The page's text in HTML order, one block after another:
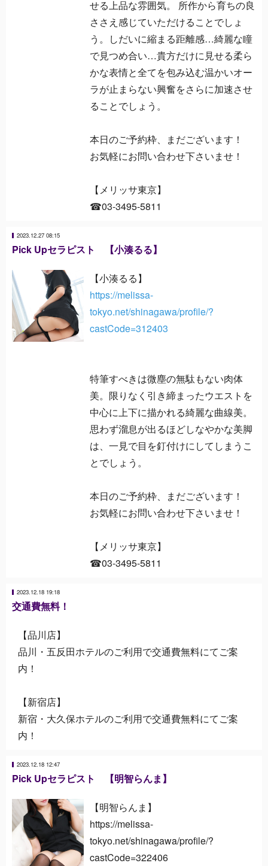
せる上品な雰囲気。 所作から育ちの良
ささえ感じていただけることでしょ
う。しだいに縮まる距離感…綺麗な瞳
で見つめ合い…貴方だけに見せる柔ら
かな表情と全てを包み込む温かいオー
ラが止まらない興奮をさらに加速させ
ることでしょう。
本日のご予約枠、まだございます！
お気軽にお問い合わせ下さいませ！
【メリッサ東京】
☎03-3495-5811
2023.12.27 08:15
Pick Upセラピスト 【小湊るる】
【小湊るる】
https://melissa-
tokyo.net/shinagawa/profile/?
castCode=312403
特筆すべきは微塵の無駄もない肉体
美。限りなく引き締まったウエストを
中心に上下に描かれる綺麗な曲線美。
思わず溜息が出るほどしなやかな美脚
は、一見で目を釘付けにしてしまうこ
とでしょう。
本日のご予約枠、まだございます！
お気軽にお問い合わせ下さいませ！
【メリッサ東京】
☎03-3495-5811
2023.12.18 19:18
交通費無料！
【品川店】
品川・五反田ホテルのご利用で交通費無料にてご案
内！
【新宿店】
新宿・大久保ホテルのご利用で交通費無料にてご案
内！
2023.12.18 12:47
Pick Upセラピスト 【明智らんま】
【明智らんま】
https://melissa-
tokyo.net/shinagawa/profile/?
castCode=322406